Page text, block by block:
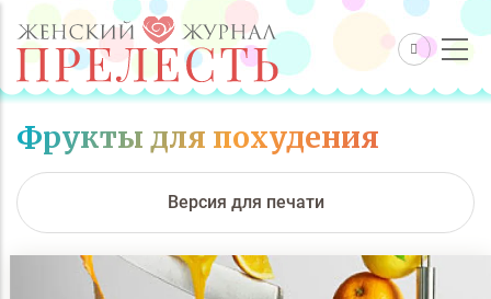
Фрукты для похудения
Версия для печати